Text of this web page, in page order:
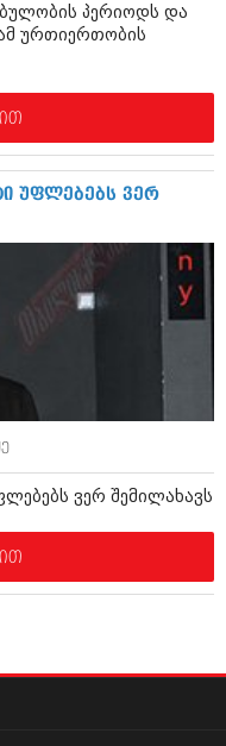
პერიოდს და
ურთიერთობის
უფლებებს ვერ
ვერ შემილახავს